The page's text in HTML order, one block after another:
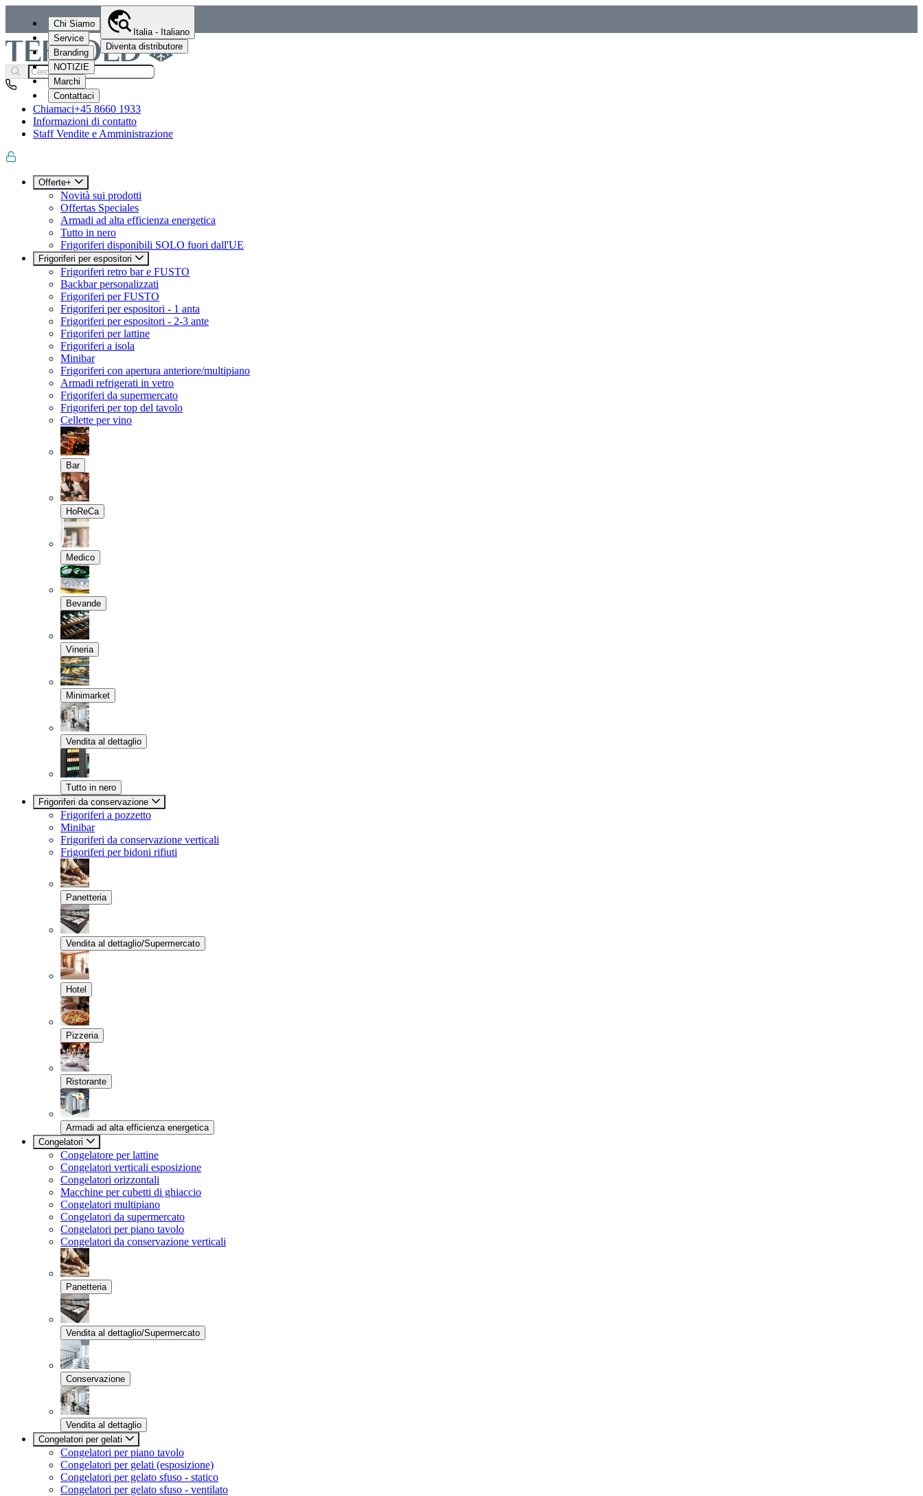
Chi Siamo
Service
Branding
NOTIZIE
Marchi
Contattaci
Italia - Italiano
Diventa distributore
Chiamaci+45 8660 1933
Informazioni di contatto
Staff Vendite e Amministrazione
Offerte+
Novità sui prodotti
Offertas Speciales
Armadi ad alta efficienza energetica
Tutto in nero
Frigoriferi disponibili SOLO fuori dall'UE
Frigoriferi per espositori
Frigoriferi retro bar e FUSTO
Backbar personalizzati
Frigoriferi per FUSTO
Frigoriferi per espositori - 1 anta
Frigoriferi per espositori - 2-3 ante
Frigoriferi per lattine
Frigoriferi a isola
Minibar
Frigoriferi con apertura anteriore/multipiano
Armadi refrigerati in vetro
Frigoriferi da supermercato
Frigoriferi per top del tavolo
Cellette per vino
Bar
HoReCa
Medico
Bevande
Vineria
Minimarket
Vendita al dettaglio
Tutto in nero
Frigoriferi da conservazione
Frigoriferi a pozzetto
Minibar
Frigoriferi da conservazione verticali
Frigoriferi per bidoni rifiuti
Panetteria
Vendita al dettaglio/Supermercato
Hotel
Pizzeria
Ristorante
Armadi ad alta efficienza energetica
Congelatori
Congelatore per lattine
Congelatori verticali esposizione
Congelatori orizzontali
Macchine per cubetti di ghiaccio
Congelatori multipiano
Congelatori da supermercato
Congelatori per piano tavolo
Congelatori da conservazione verticali
Panetteria
Vendita al dettaglio/Supermercato
Conservazione
Vendita al dettaglio
Congelatori per gelati
Congelatori per piano tavolo
Congelatori per gelati (esposizione)
Congelatori per gelato sfuso - statico
Congelatori per gelato sfuso - ventilato